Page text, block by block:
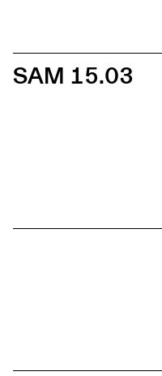
SAM 15.03